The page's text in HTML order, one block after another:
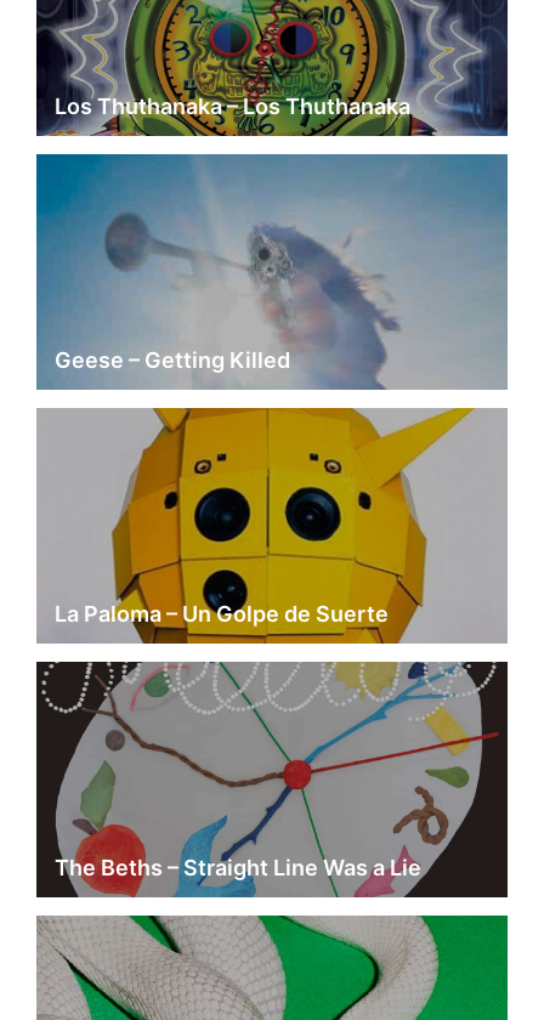
Los Thuthanaka – Los Thuthanaka
Geese – Getting Killed
La Paloma – Un Golpe de Suerte
The Beths – Straight Line Was a Lie